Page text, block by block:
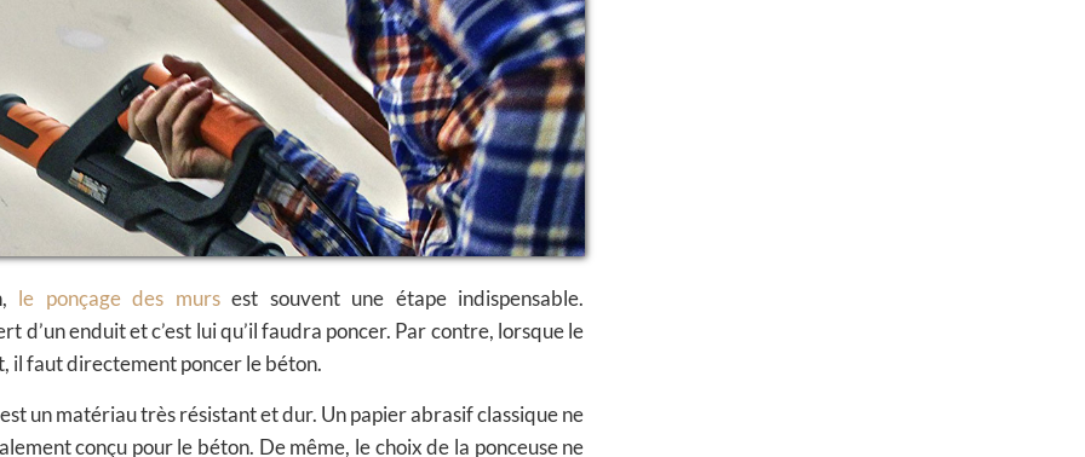
le ponçage des mursest souvent une étape indispensable.
d’un enduit et c’est lui qu’il faudra poncer. Par contre, lorsque le
il faut directement poncer le béton.
un matériau très résistant et dur. Un papier abrasif classique ne
conçu pour le béton. De même, le choix de la ponceuse ne